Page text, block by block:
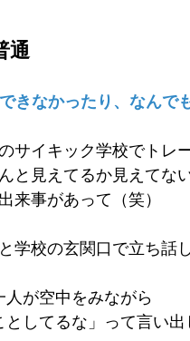
通
きなかったり、なんで
サイキック学校でトレ
と見えてるか見えてな
来事があって（笑）
学校の玄関口で立ち話
が空中をみながら
してるな」って言い出